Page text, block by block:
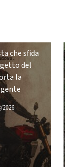
che sfida
del
la
2026